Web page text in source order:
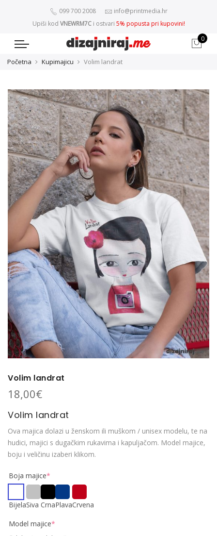
099 700 2008
info@printmedia.hr
Upiši kod VNEWRM7C i ostvari 5% popusta pri kupovini!
0
Početna Kupimajicu Volim landrat
Volim landrat
18,00€
Volim landrat
Ova majica dolazi u ženskom ili muškom / unisex modelu, te na
hudici, majici s dugačkim rukavima i kapuljačom. Model majice,
boju i veličinu izaberi klikom.
Boja majice*
BijelaSiva CrnaPlavaCrvena
Model majice*